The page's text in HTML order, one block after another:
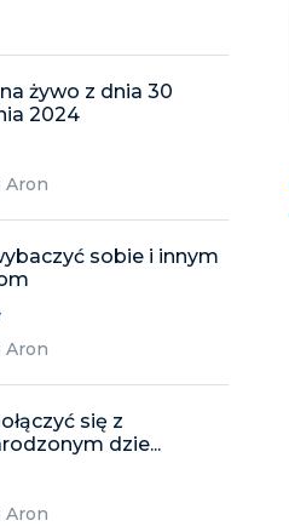
żywo z dnia 30
2024
Aron
sobie i innym
Aron
się z
dzie...
Aron